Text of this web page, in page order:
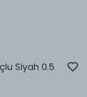
Siyah 0.5